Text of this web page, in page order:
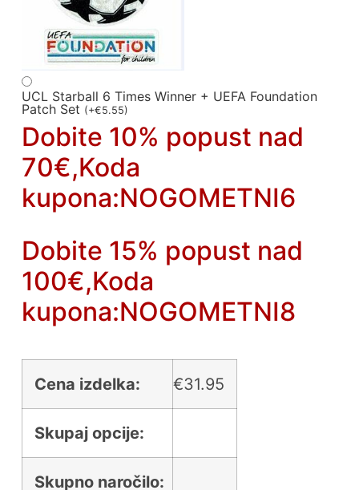
UCL Starball 6 Times Winner + UEFA Foundation
Patch Set (+€5.55)
Dobite 10% popust nad
70€,Koda
kupona:NOGOMETNI6
Dobite 15% popust nad
100€,Koda
kupona:NOGOMETNI8
Cena izdelka: €31.95
Skupaj opcije:
Skupno naročilo: